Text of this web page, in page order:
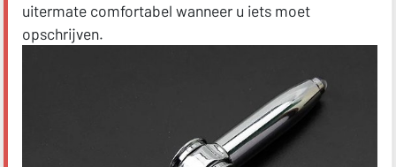
uitermate comfortabel wanneer u iets moet
opschrijven.